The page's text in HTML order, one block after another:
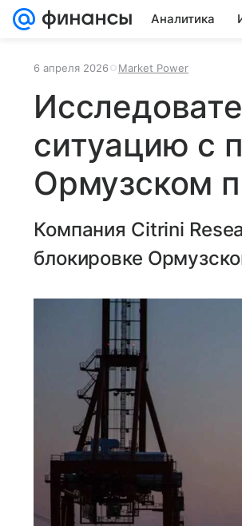
Аналитика
6 апреля 2026 Market Power
ситуацию с
Ормузском
Компания Citrini
блокировке